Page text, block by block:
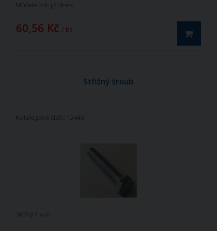
Můžete mít: již dnes
60,56 Kč / ks
Střižný šroub
Katalogové číslo: 12449
Střižný šroub